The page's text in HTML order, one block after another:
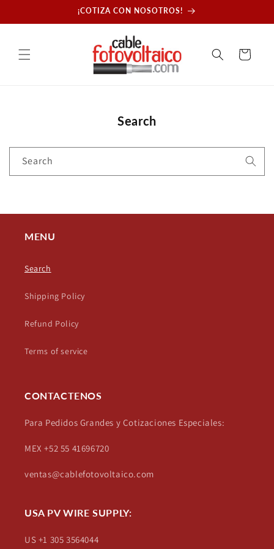
¡COTIZA CON NOSOTROS!
Cart
Search
Search
MENU
Search
Shipping Policy
Refund Policy
Terms of service
CONTACTENOS
Para Pedidos Grandes y Cotizaciones Especiales:
MEX +52 55 41696720
ventas@cablefotovoltaico.com
USA PV WIRE SUPPLY:
US +1 305 3564044